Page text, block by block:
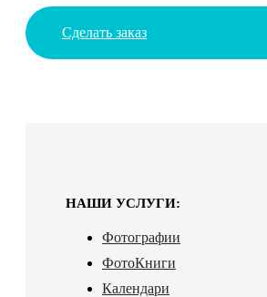
Сделать заказ
НАШИ УСЛУГИ:
Фотографии
ФотоКниги
Календари